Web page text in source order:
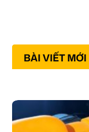
BÀI VIẾT MỚI